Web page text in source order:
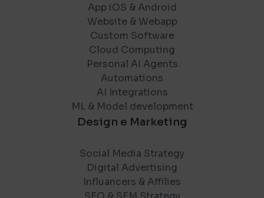
App iOS & Android
Website & Webapp
Custom Software
Cloud Computing
Personal AI Agents
Automations
AI Integrations
ML & Model development
Design e Marketing
Social Media Strategy
Digital Advertising
Influancers & Affilies